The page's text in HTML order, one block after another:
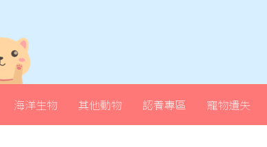
海洋生物 其他動物 認養專區 寵物遺失